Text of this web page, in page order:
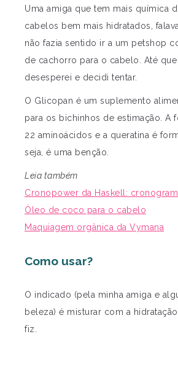
Uma amiga que tem mais química
cabelos bem mais hidratados,
não fazia sentido ir a um petshop
de cachorro para o cabelo. Até
desesperei e decidi tentar.
O Glicopan é um suplemento
para os bichinhos de estimação. A
22 aminoácidos e a queratina é
seja, é uma benção.
Leia também
Cronopower da Haskell:
Óleo de coco para o cabelo
Maquiagem orgânica da Vymana
Como usar?
O indicado (pela minha amiga e
beleza) é misturar com a
fiz.